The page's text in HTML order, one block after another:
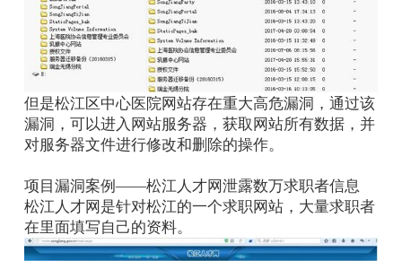
但是松江区中心医院网站存在重大高危漏洞，通过该
漏洞，可以进入网站服务器，获取网站所有数据，并
对服务器文件进行修改和删除的操作。
项目漏洞案例——松江人才网泄露数万求职者信息
松江人才网是针对松江的一个求职网站，大量求职者
在里面填写自己的资料。